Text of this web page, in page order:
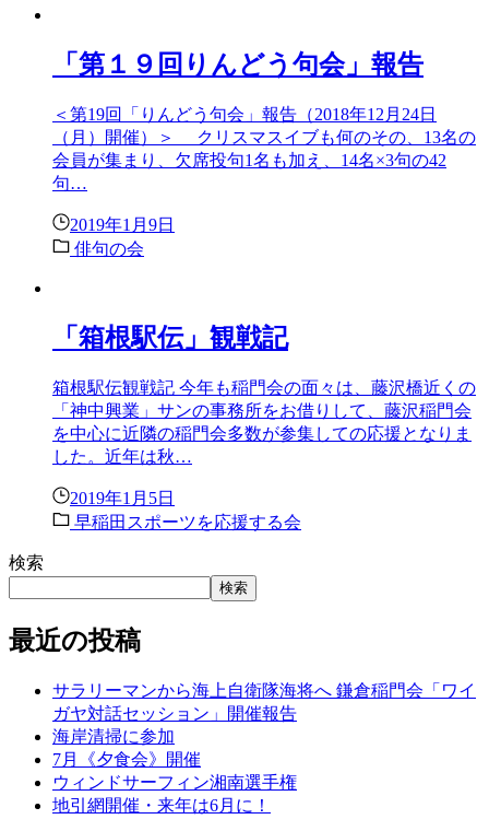
「第１９回りんどう句会」報告
＜第19回「りんどう句会」報告（2018年12月24日
（月）開催）＞ クリスマスイブも何のその、13名の
会員が集まり、欠席投句1名も加え、14名×3句の42
句…
2019年1月9日
俳句の会
「箱根駅伝」観戦記
箱根駅伝観戦記 今年も稲門会の面々は、藤沢橋近くの
「神中興業」サンの事務所をお借りして、藤沢稲門会
を中心に近隣の稲門会多数が参集しての応援となりま
した。近年は秋…
2019年1月5日
早稲田スポーツを応援する会
検索
検索
最近の投稿
サラリーマンから海上自衛隊海将へ 鎌倉稲門会「ワイ
ガヤ対話セッション」開催報告
海岸清掃に参加
7月《夕食会》開催
ウィンドサーフィン湘南選手権
地引網開催・来年は6月に！